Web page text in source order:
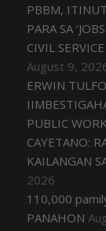
PBBM,
PARA SA
CIVIL
August 9,
ERWIN
PUBLIC
CAYETANO:
KAILANGAN
2026
110,000
PANAHON